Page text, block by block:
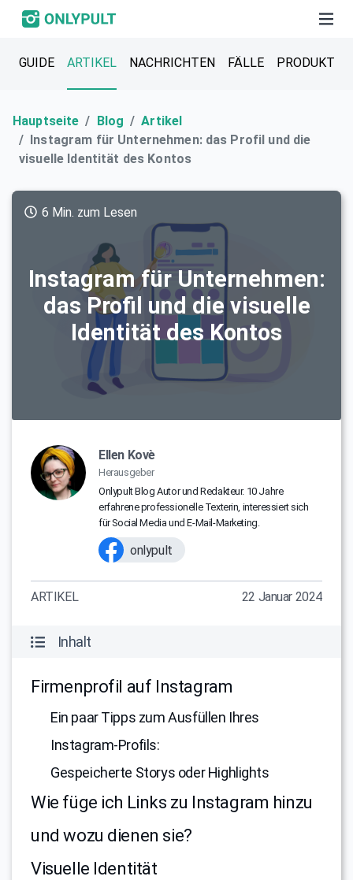
GUIDE ARTIKEL NACHRICHTEN FÄLLE PRODUKT
Hauptseite Blog
Artikel
Instagram für Unternehmen: das Profil und die
visuelle Identität des Kontos
Instagram für Unternehmen:
das Profil und die visuelle
Identität des Kontos
6 Min. zum Lesen
Ellen Kovè
Herausgeber
Onlypult Blog Autor und Redakteur. 10 Jahre
erfahrene professionelle Texterin, interessiert sich
für Social Media und E-Mail-Marketing.
onlypult
ARTIKEL 22 Januar 2024
Inhalt
Firmenprofil auf Instagram
Ein paar Tipps zum Ausfüllen Ihres
Instagram-Profils:
Gespeicherte Storys oder Highlights
Wie füge ich Links zu Instagram hinzu
und wozu dienen sie?
Visuelle Identität